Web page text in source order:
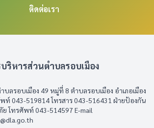
ติดต่อเรา
บริหารส่วนตำบลรอบเมือง
บลรอบเมือง 49 หมู่ที่ 8 ตำบลรอบเมือง อำเภอเมือง
ท์ 043-519814 โทรสาร 043-516431​ ฝ่ายป้องกัน
ย โทรศัพท์ 043-514597 E-mail